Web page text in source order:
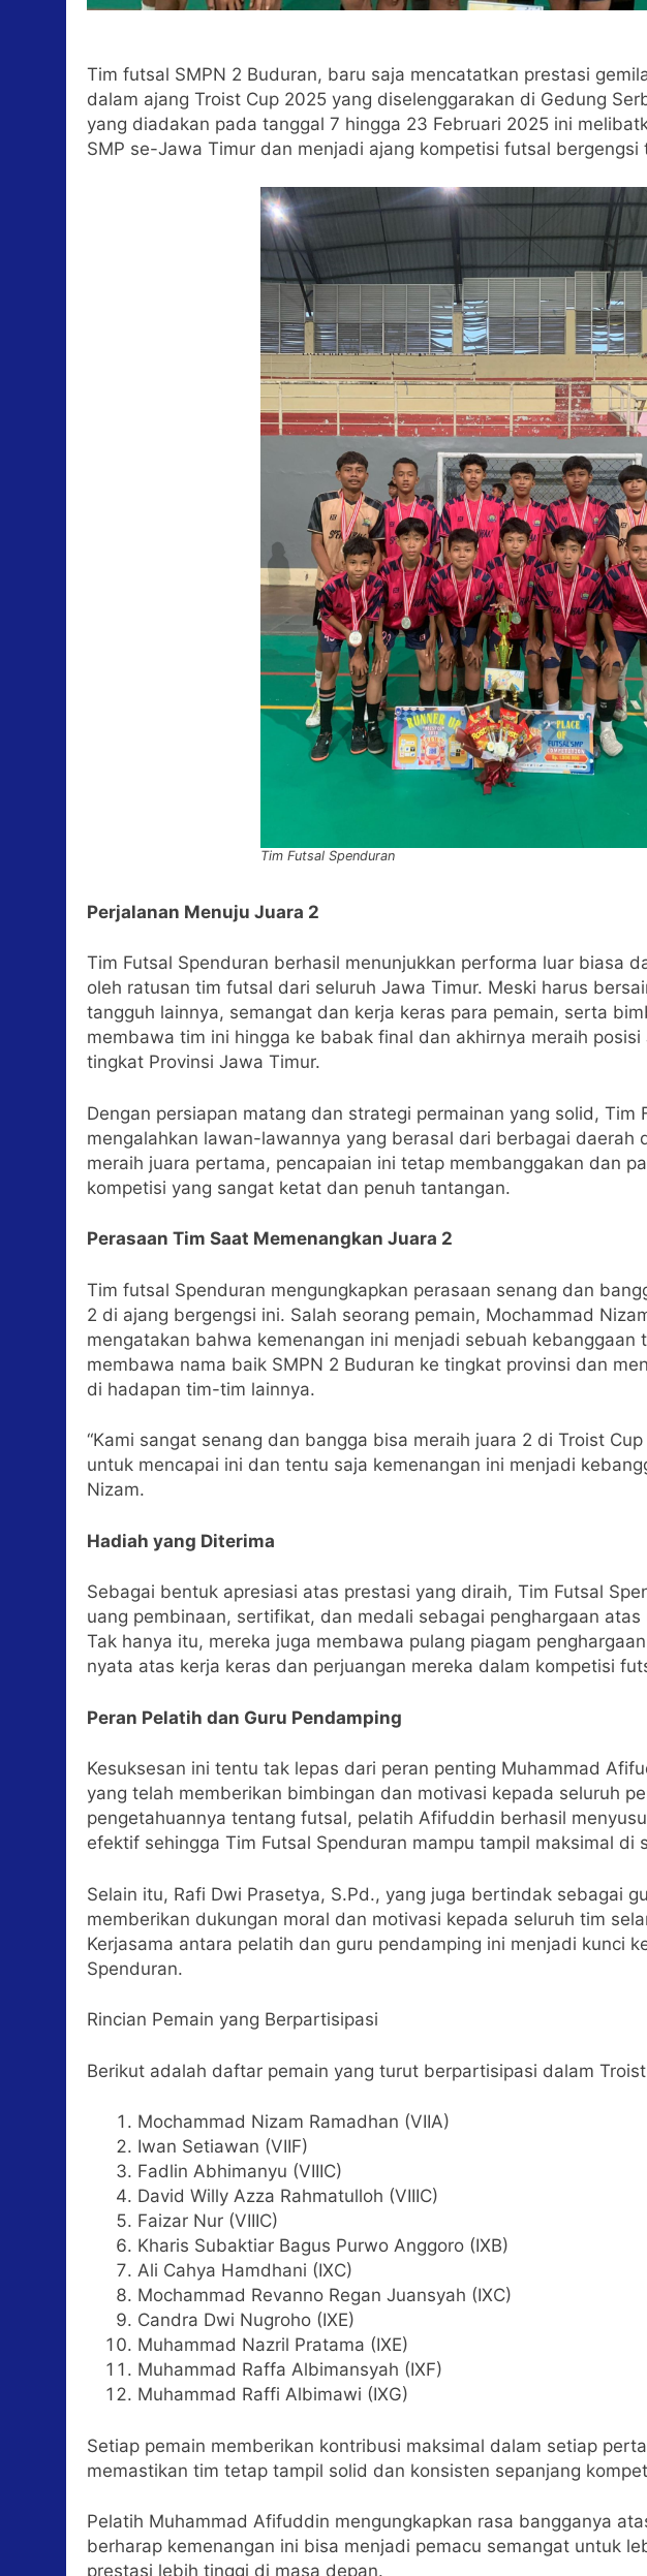
Tim futsal SMPN 2 Buduran, baru saja mencatatkan prestasi
dalam ajang Troist Cup 2025 yang diselenggarakan di Gedung
yang diadakan pada tanggal 7 hingga 23 Februari 2025 ini
SMP se-Jawa Timur dan menjadi ajang kompetisi futsal bergengsi
Tim Futsal Spenduran
Perjalanan Menuju Juara 2
Tim Futsal Spenduran berhasil menunjukkan performa luar biasa
oleh ratusan tim futsal dari seluruh Jawa Timur. Meski harus
tangguh lainnya, semangat dan kerja keras para pemain, serta
membawa tim ini hingga ke babak final dan akhirnya meraih
tingkat Provinsi Jawa Timur.
Dengan persiapan matang dan strategi permainan yang solid, Tim
mengalahkan lawan-lawannya yang berasal dari berbagai daerah
meraih juara pertama, pencapaian ini tetap membanggakan dan
kompetisi yang sangat ketat dan penuh tantangan.
Perasaan Tim Saat Memenangkan Juara 2
Tim futsal Spenduran mengungkapkan perasaan senang dan
2 di ajang bergengsi ini. Salah seorang pemain, Mochammad
mengatakan bahwa kemenangan ini menjadi sebuah kebanggaan
membawa nama baik SMPN 2 Buduran ke tingkat provinsi dan
di hadapan tim-tim lainnya.
“Kami sangat senang dan bangga bisa meraih juara 2 di Troist
untuk mencapai ini dan tentu saja kemenangan ini menjadi
Nizam.
Hadiah yang Diterima
Sebagai bentuk apresiasi atas prestasi yang diraih, Tim Futsal
uang pembinaan, sertifikat, dan medali sebagai penghargaan
Tak hanya itu, mereka juga membawa pulang piagam
nyata atas kerja keras dan perjuangan mereka dalam kompetisi
Peran Pelatih dan Guru Pendamping
Kesuksesan ini tentu tak lepas dari peran penting Muhammad
yang telah memberikan bimbingan dan motivasi kepada seluruh
pengetahuannya tentang futsal, pelatih Afifuddin berhasil
efektif sehingga Tim Futsal Spenduran mampu tampil maksimal di
Selain itu, Rafi Dwi Prasetya, S.Pd., yang juga bertindak sebagai
memberikan dukungan moral dan motivasi kepada seluruh tim
Kerjasama antara pelatih dan guru pendamping ini menjadi kunci
Spenduran.
Rincian Pemain yang Berpartisipasi
Berikut adalah daftar pemain yang turut berpartisipasi dalam
Mochammad Nizam Ramadhan (VIIA)
Iwan Setiawan (VIIF)
Fadlin Abhimanyu (VIIIC)
David Willy Azza Rahmatulloh (VIIIC)
Faizar Nur (VIIIC)
Kharis Subaktiar Bagus Purwo Anggoro (IXB)
Ali Cahya Hamdhani (IXC)
Mochammad Revanno Regan Juansyah (IXC)
Candra Dwi Nugroho (IXE)
Muhammad Nazril Pratama (IXE)
Muhammad Raffa Albimansyah (IXF)
Muhammad Raffi Albimawi (IXG)
Setiap pemain memberikan kontribusi maksimal dalam setiap
memastikan tim tetap tampil solid dan konsisten sepanjang
Pelatih Muhammad Afifuddin mengungkapkan rasa bangganya
berharap kemenangan ini bisa menjadi pemacu semangat untuk
prestasi lebih tinggi di masa depan.